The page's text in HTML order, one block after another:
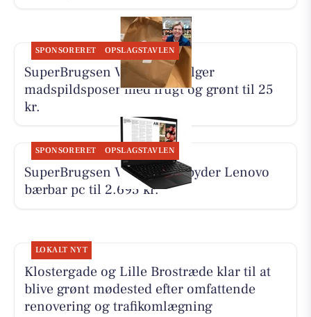
SPONSORERET OPSLAGSTAVLEN
SuperBrugsen Vamdrup sælger
madspildsposer med frugt og grønt til 25
kr.
SPONSORERET OPSLAGSTAVLEN
SuperBrugsen Vamdrup tilbyder Lenovo
bærbar pc til 2.695 kr.
LOKALT NYT
Klostergade og Lille Brostræde klar til at
blive grønt mødested efter omfattende
renovering og trafikomlægning